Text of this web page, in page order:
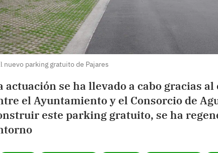
nuevo parking gratuito de Pajares
actuación se ha llevado a cabo gracias
el Ayuntamiento y el Consorcio de
este parking gratuito, se ha